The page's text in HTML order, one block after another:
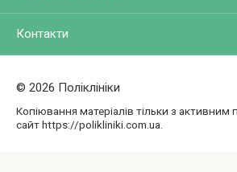
Контакти
© 2026 Поліклініки
Копіювання матеріалів тільки з активним
сайт https://polikliniki.com.ua.